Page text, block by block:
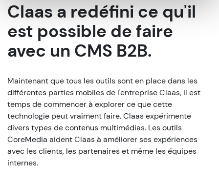
Claas a redéfini ce qu'il
est possible de faire
avec un CMS B2B.
Maintenant que tous les outils sont en place dans les
différentes parties mobiles de l'entreprise Claas, il est
temps de commencer à explorer ce que cette
technologie peut vraiment faire. Claas expérimente
divers types de contenus multimédias. Les outils
CoreMedia aident Claas à améliorer ses expériences
avec les clients, les partenaires et même les équipes
internes.